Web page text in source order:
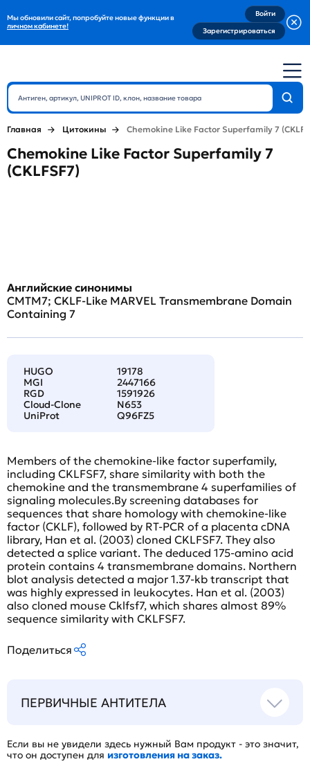
Мы обновили сайт, попробуйте новые функции в
личном кабинете!
Войти
Зарегистрироваться
Главная Цитокины Chemokine Like Factor Superfamily 7
Chemokine Like Factor Superfamily 7
(CKLFSF7)
Английские синонимы
CMTM7; CKLF-Like MARVEL Transmembrane Domain
Containing 7
HUGO
19178
MGI
2447166
RGD
1591926
Cloud-Clone
N653
UniProt
Q96FZ5
Members of the chemokine-like factor superfamily,
including CKLFSF7, share similarity with both the
chemokine and the transmembrane 4 superfamilies of
signaling molecules.By screening databases for
sequences that share homology with chemokine-like
factor (CKLF), followed by RT-PCR of a placenta cDNA
library, Han et al. (2003) cloned CKLFSF7. They also
detected a splice variant. The deduced 175-amino acid
protein contains 4 transmembrane domains. Northern
blot analysis detected a major 1.37-kb transcript that
was highly expressed in leukocytes. Han et al. (2003)
also cloned mouse Cklfsf7, which shares almost 89%
sequence similarity with CKLFSF7.
Поделиться
ПЕРВИЧНЫЕ АНТИТЕЛА
Если вы не увидели здесь нужный Вам продукт - это значит,
что он доступен для изготовления на заказ.